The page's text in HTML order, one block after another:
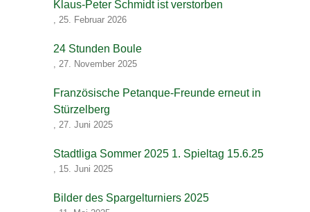
Klaus-Peter Schmidt ist verstorben
, 25. Februar 2026
24 Stunden Boule
, 27. November 2025
Französische Petanque-Freunde erneut in
Stürzelberg
, 27. Juni 2025
Stadtliga Sommer 2025 1. Spieltag 15.6.25
, 15. Juni 2025
Bilder des Spargelturniers 2025